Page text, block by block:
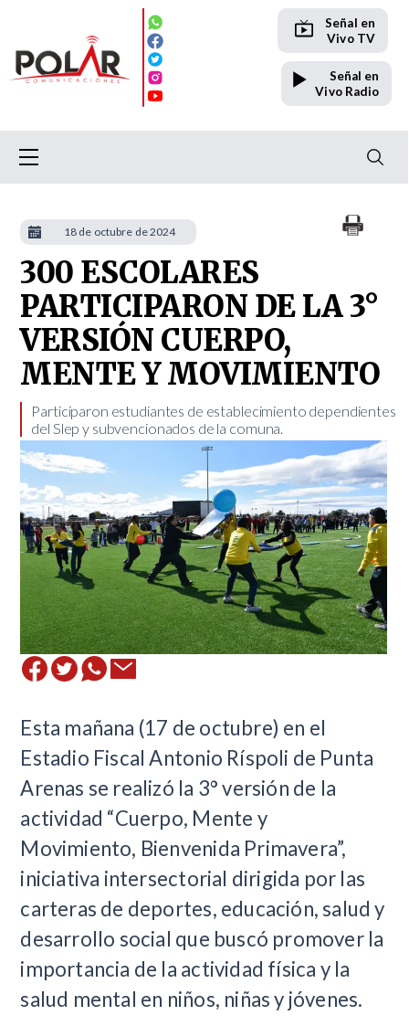
Señal en
Vivo TV
Señal en
Vivo Radio
300 ESCOLARES
PARTICIPARON DE LA 3°
VERSIÓN CUERPO,
MENTE Y MOVIMIENTO
​Participaron estudiantes de establecimiento dependientes
del Slep y subvencionados de la comuna.
​Esta mañana (17 de octubre) en el
Estadio Fiscal Antonio Ríspoli de Punta
Arenas se realizó la 3° versión de la
actividad “Cuerpo, Mente y
Movimiento, Bienvenida Primavera”,
iniciativa intersectorial dirigida por las
carteras de deportes, educación, salud y
desarrollo social que buscó promover la
importancia de la actividad física y la
salud mental en niños, niñas y jóvenes.
18 de octubre de 2024